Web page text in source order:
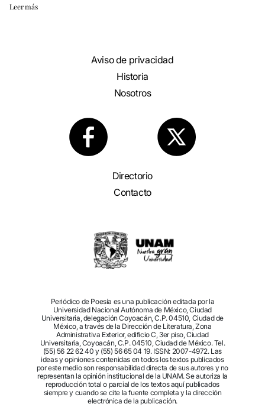
Leer más
Aviso de privacidad
Historia
Nosotros
Directorio
Contacto
Periódico de Poesía es una publicación editada por la
Universidad Nacional Autónoma de México, Ciudad
Universitaria, delegación Coyoacán, C.P. 04510, Ciudad de
México, a través de la Dirección de Literatura, Zona
Administrativa Exterior, edificio C, 3er piso, Ciudad
Universitaria, Coyoacán, C.P. 04510, Ciudad de México. Tel.
(55) 56 22 62 40 y (55) 56 65 04 19. ISSN: 2007-4972. Las
ideas y opiniones contenidas en todos los textos publicados
por este medio son responsabilidad directa de sus autores y no
representan la opinión institucional de la UNAM. Se autoriza la
reproducción total o parcial de los textos aquí publicados
siempre y cuando se cite la fuente completa y la dirección
electrónica de la publicación.